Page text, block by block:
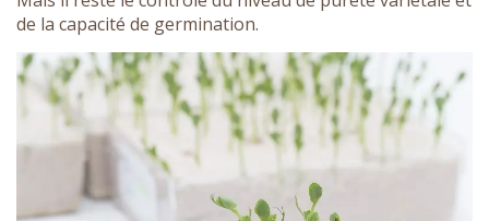
de la capacité de germination.